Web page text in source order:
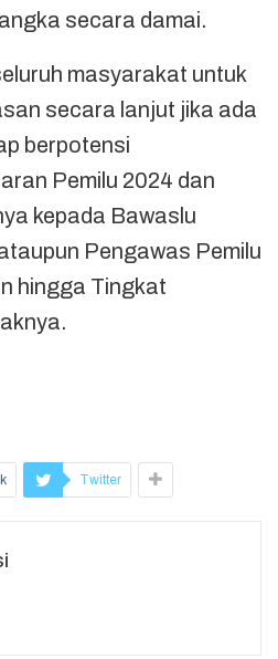
secara damai.
masyarakat untuk
secara lanjut jika ada
berpotensi
Pemilu 2024 dan
kepada Bawaslu
Pengawas Pemilu
hingga Tingkat
Twitter